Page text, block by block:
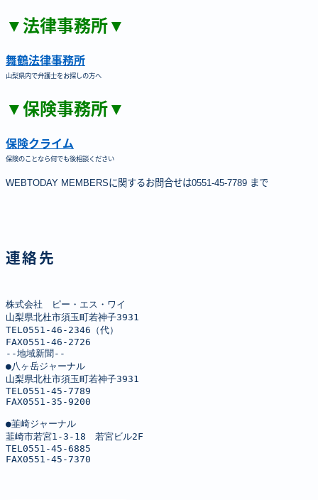
▼法律事務所▼
舞鶴法律事務所
山梨県内で弁護士をお探しの方へ
▼保険事務所▼
保険クライム
保険のことなら何でも後相談ください
WEBTODAY MEMBERSに関するお問合せは0551-45-7789 まで
連絡先
株式会社　ピー・エス・ワイ
山梨県北杜市須玉町若神子3931
TEL0551-46-2346（代）
FAX0551-46-2726
--地域新聞--
●八ヶ岳ジャーナル
山梨県北杜市須玉町若神子3931
TEL0551-45-7789
FAX0551-35-9200
●韮崎ジャーナル
韮崎市若宮1-3-18　若宮ビル2F
TEL0551-45-6885
FAX0551-45-7370